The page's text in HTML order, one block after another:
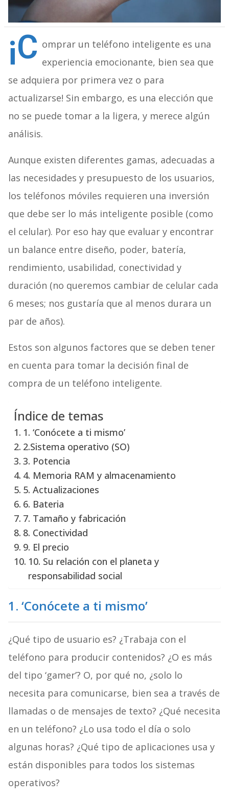
¡C omprar un teléfono inteligente es una
experiencia emocionante, bien sea que
se adquiera por primera vez o para
actualizarse! Sin embargo, es una elección que
no se puede tomar a la ligera, y merece algún
análisis.
Aunque existen diferentes gamas, adecuadas a
las necesidades y presupuesto de los usuarios,
los teléfonos móviles requieren una inversión
que debe ser lo más inteligente posible (como
el celular). Por eso hay que evaluar y encontrar
un balance entre diseño, poder, batería,
rendimiento, usabilidad, conectividad y
duración (no queremos cambiar de celular cada
6 meses; nos gustaría que al menos durara un
par de años).
Estos son algunos factores que se deben tener
en cuenta para tomar la decisión final de
compra de un teléfono inteligente.
Índice de temas
1. ‘Conócete a ti mismo’
2.Sistema operativo (SO)
3. Potencia
4. Memoria RAM y almacenamiento
5. Actualizaciones
6. Bateria
7. Tamaño y fabricación
8. Conectividad
9. El precio
10. Su relación con el planeta y
responsabilidad social
1. ‘Conócete a ti mismo’
¿Qué tipo de usuario es? ¿Trabaja con el
teléfono para producir contenidos? ¿O es más
del tipo ‘gamer’? O, por qué no, ¿solo lo
necesita para comunicarse, bien sea a través de
llamadas o de mensajes de texto? ¿Qué necesita
en un teléfono? ¿Lo usa todo el día o solo
algunas horas? ¿Qué tipo de aplicaciones usa y
están disponibles para todos los sistemas
operativos?